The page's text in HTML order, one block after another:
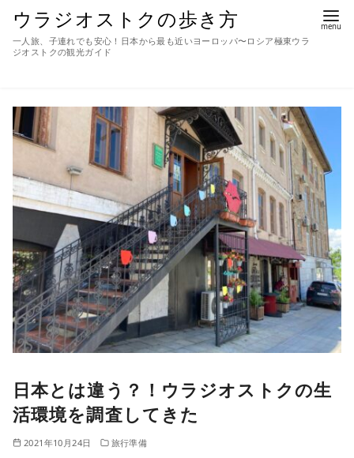
ウラジオストクの歩き方
一人旅、子連れでも安心！日本から最も近いヨーロッパ〜ロシア極東ウラ
ジオストクの観光ガイド
日本とは違う？！ウラジオストクの生
活環境を調査してきた
2021年10月24日 旅行準備